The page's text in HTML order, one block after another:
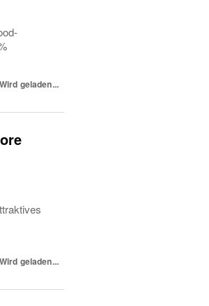
Wird geladen...
Wird geladen...